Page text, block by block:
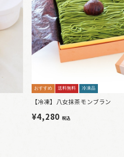
おすすめ 送料無料 冷凍品
【冷凍】八女抹茶モンブラン
¥4,280 税込